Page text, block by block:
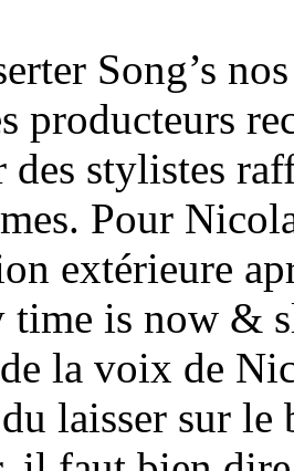
Song’s
producteurs
stylistes
Pour
extérieure
time is now &
la voix de
laisser sur